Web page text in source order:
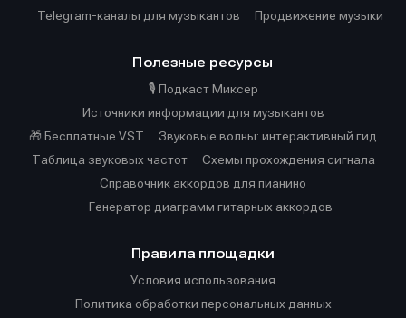
Telegram-каналы для музыкантов
Продвижение музыки
Полезные ресурсы
🎙️ Подкаст Миксер
Источники информации для музыкантов
🎁 Бесплатные VST
Звуковые волны: интерактивный гид
Таблица звуковых частот
Cхемы прохождения сигнала
Справочник аккордов для пианино
Генератор диаграмм гитарных аккордов
Правила площадки
Условия использования
Политика обработки персональных данных